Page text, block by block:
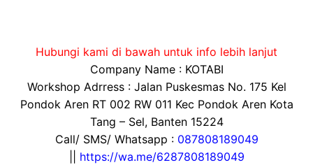
Hubungi kami di bawah untuk info lebih lanjut
Company Name : KOTABI
Workshop Adrress : Jalan Puskesmas No. 175 Kel
Pondok Aren RT 002 RW 011 Kec Pondok Aren Kota
Tang – Sel, Banten 15224
Call/ SMS/ Whatsapp : 087808189049
https://wa.me/6287808189049